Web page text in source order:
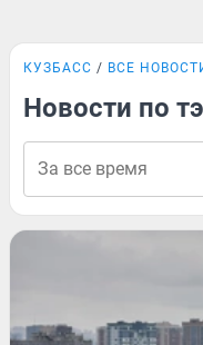
КУЗБАСС ВСЕ
Новости по